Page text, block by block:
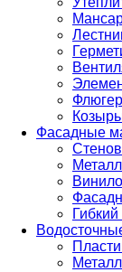
Фасадные